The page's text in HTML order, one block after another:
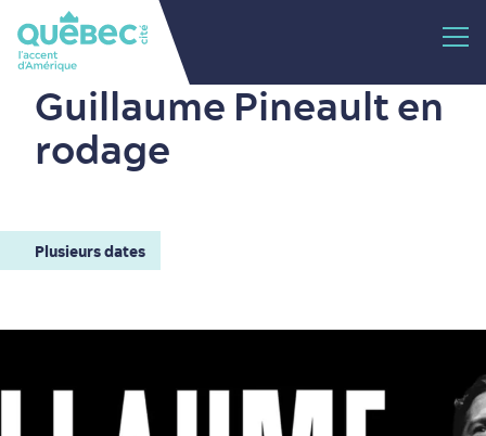
Guillaume Pineault en
rodage
Plusieurs dates